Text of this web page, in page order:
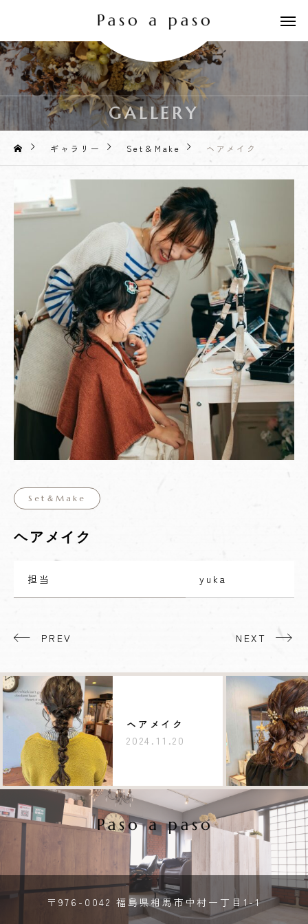
GALLERY
ギャラリー Set＆Make ヘアメイク
Set＆Make
ヘアメイク
担当 yuka
PREV NEXT
ヘアメイク
2024.11.20
〒976-0042 福島県相馬市中村一丁目1-1